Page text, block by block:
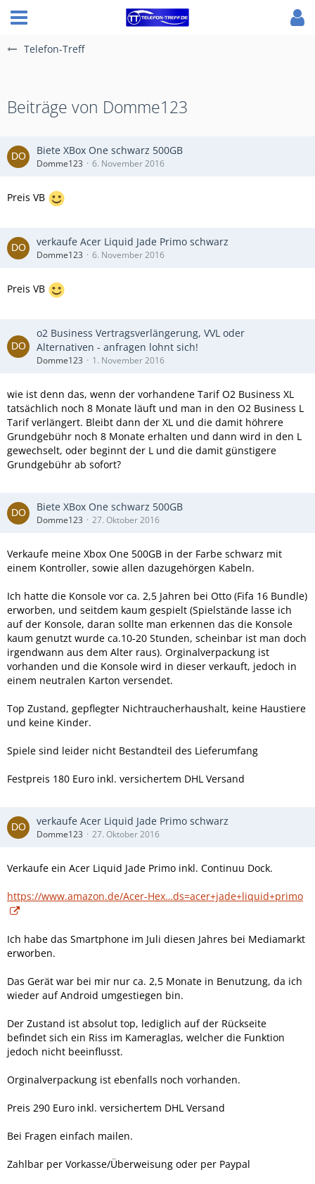
Telefon-Treff
Beiträge von Domme123
Biete XBox One schwarz 500GB
Domme123 6. November 2016
Preis VB
verkaufe Acer Liquid Jade Primo schwarz
Domme123 6. November 2016
Preis VB
o2 Business Vertragsverlängerung, VVL oder
Alternativen - anfragen lohnt sich!
Domme123 1. November 2016
wie ist denn das, wenn der vorhandene Tarif O2 Business XL
tatsächlich noch 8 Monate läuft und man in den O2 Business L
Tarif verlängert. Bleibt dann der XL und die damit höhrere
Grundgebühr noch 8 Monate erhalten und dann wird in den L
gewechselt, oder beginnt der L und die damit günstigere
Grundgebühr ab sofort?
Biete XBox One schwarz 500GB
Domme123 27. Oktober 2016
Verkaufe meine Xbox One 500GB in der Farbe schwarz mit
einem Kontroller, sowie allen dazugehörgen Kabeln.
Ich hatte die Konsole vor ca. 2,5 Jahren bei Otto (Fifa 16 Bundle)
erworben, und seitdem kaum gespielt (Spielstände lasse ich
auf der Konsole, daran sollte man erkennen das die Konsole
kaum genutzt wurde ca.10-20 Stunden, scheinbar ist man doch
irgendwann aus dem Alter raus). Orginalverpackung ist
vorhanden und die Konsole wird in dieser verkauft, jedoch in
einem neutralen Karton versendet.
Top Zustand, gepflegter Nichtraucherhaushalt, keine Haustiere
und keine Kinder.
Spiele sind leider nicht Bestandteil des Lieferumfang
Festpreis 180 Euro inkl. versichertem DHL Versand
verkaufe Acer Liquid Jade Primo schwarz
Domme123 27. Oktober 2016
Verkaufe ein Acer Liquid Jade Primo inkl. Continuu Dock.
https://www.amazon.de/Acer-Hex…ds=acer+jade+liquid+primo
Ich habe das Smartphone im Juli diesen Jahres bei Mediamarkt
erworben.
Das Gerät war bei mir nur ca. 2,5 Monate in Benutzung, da ich
wieder auf Android umgestiegen bin.
Der Zustand ist absolut top, lediglich auf der Rückseite
befindet sich ein Riss im Kameraglas, welcher die Funktion
jedoch nicht beeinflusst.
Orginalverpackung ist ebenfalls noch vorhanden.
Preis 290 Euro inkl. versichertem DHL Versand
Bei Fragen einfach mailen.
Zahlbar per Vorkasse/Überweisung oder per Paypal